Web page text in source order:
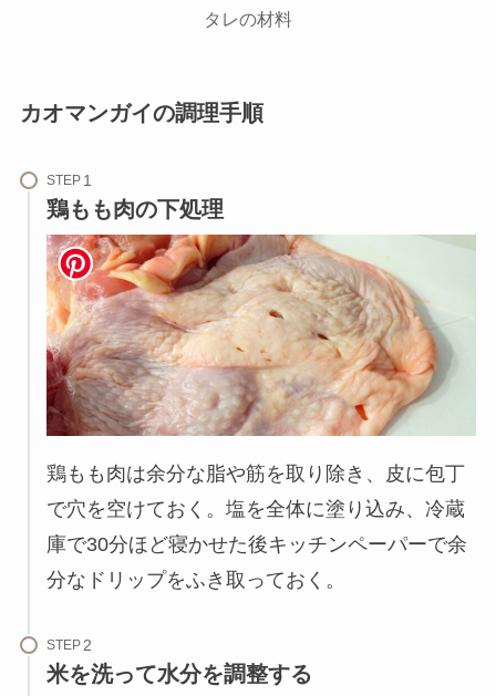
タレの材料
カオマンガイの調理手順
STEP
鶏もも肉の下処理
鶏もも肉は余分な脂や筋を取り除き、皮に包丁
で穴を空けておく。塩を全体に塗り込み、冷蔵
庫で30分ほど寝かせた後キッチンペーパーで余
分なドリップをふき取っておく。
STEP
米を洗って水分を調整する